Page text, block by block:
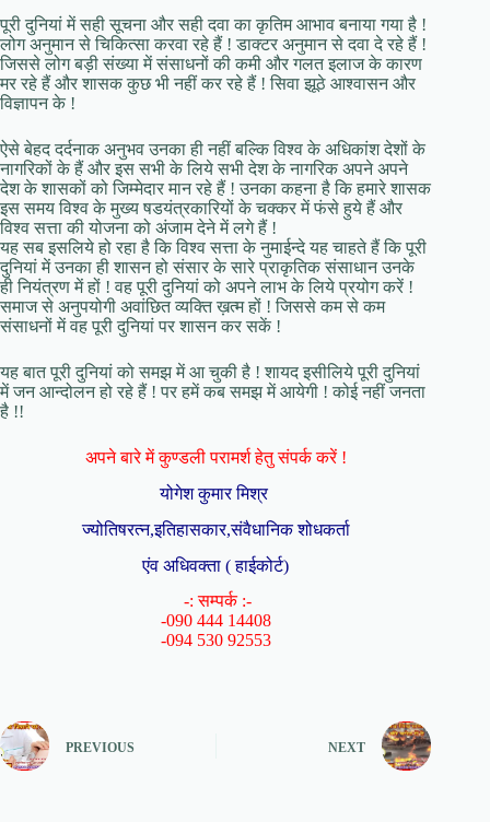
पूरी दुनियां में सही सूचना और सही दवा का कृतिम आभाव बनाया गया है !
लोग अनुमान से चिकित्सा करवा रहे हैं ! डाक्टर अनुमान से दवा दे रहे हैं !
जिससे लोग बड़ी संख्या में संसाधनों की कमी और गलत इलाज के कारण
मर रहे हैं और शासक कुछ भी नहीं कर रहे हैं ! सिवा झूठे आश्वासन और
विज्ञापन के !
ऐसे बेहद दर्दनाक अनुभव उनका ही नहीं बल्कि विश्व के अधिकांश देशों के
नागरिकों के हैं और इस सभी के लिये सभी देश के नागरिक अपने अपने
देश के शासकों को जिम्मेदार मान रहे हैं ! उनका कहना है कि हमारे शासक
इस समय विश्व के मुख्य षडयंत्रकारियों के चक्कर में फंसे हुये हैं और
विश्व सत्ता की योजना को अंजाम देने में लगे हैं !
यह सब इसलिये हो रहा है कि विश्व सत्ता के नुमाईन्दे यह चाहते हैं कि पूरी
दुनियां में उनका ही शासन हो संसार के सारे प्राकृतिक संसाधान उनके
ही नियंत्रण में हों ! वह पूरी दुनियां को अपने लाभ के लिये प्रयोग करें !
समाज से अनुपयोगी अवांछित व्यक्ति ख़त्म हों ! जिससे कम से कम
संसाधनों में वह पूरी दुनियां पर शासन कर सकें !
यह बात पूरी दुनियां को समझ में आ चुकी है ! शायद इसीलिये पूरी दुनियां
में जन आन्दोलन हो रहे हैं ! पर हमें कब समझ में आयेगी ! कोई नहीं जनता
है !!
अपने बारे में कुण्डली परामर्श हेतु संपर्क करें !
योगेश कुमार मिश्र
ज्योतिषरत्न,इतिहासकार,संवैधानिक शोधकर्ता
एंव अधिवक्ता ( हाईकोर्ट)
-: सम्पर्क :-
-090 444 14408
-094 530 92553
PREVIOUS NEXT